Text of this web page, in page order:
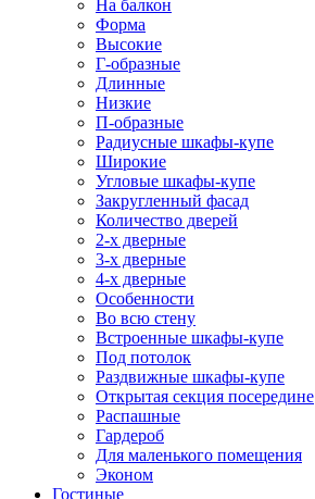
На балкон
Форма
Высокие
Г-образные
Длинные
Низкие
П-образные
Радиусные шкафы-купе
Широкие
Угловые шкафы-купе
Закругленный фасад
Количество дверей
2-х дверные
3-х дверные
4-х дверные
Особенности
Во всю стену
Встроенные шкафы-купе
Под потолок
Раздвижные шкафы-купе
Открытая секция посередине
Распашные
Гардероб
Для маленького помещения
Эконом
Гостиные